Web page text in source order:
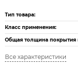
Тип товара:
Класс применения:
Общая толщина
Все характеристики